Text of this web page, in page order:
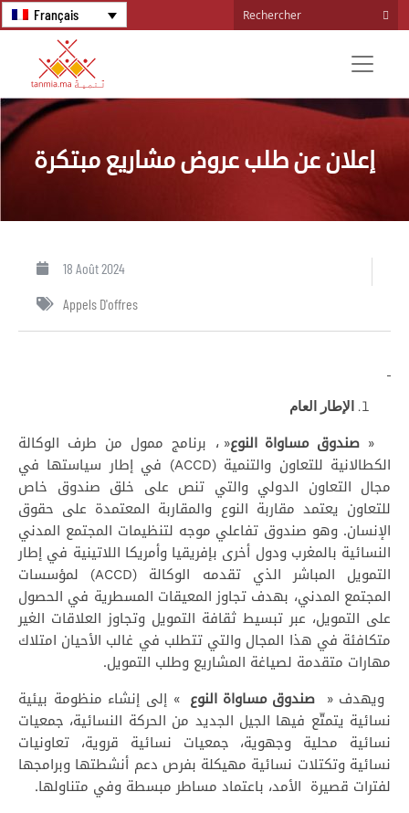
Français
إعلان عن طلب عروض مشاريع مبتكرة
18 Août 2024
Appels D'offres
الإطار العام
«صندوق مساواة النوع« ، برنامج ممول من طرف الوكالة
الكطالانية للتعاون والتنمية (ACCD) في إطار سياستها في
مجال التعاون الدولي والتي تنص على خلق صندوق خاص
للتعاون يعتمد مقاربة النوع والمقاربة المعتمدة على حقوق
الإنسان. وهو صندوق تفاعلي موجه لتنظيمات المجتمع المدني
النسائية بالمغرب ودول أخرى بإفريقيا وأمريكا اللاتينية في إطار
التمويل المباشر الذي تقدمه الوكالة (ACCD) لمؤسسات
المجتمع المدني، بهدف تجاوز المعيقات المسطرية في الحصول
على التمويل، عبر تبسيط ثقافة التمويل وتجاوز العلاقات الغير
متكافئة في هذا المجال والتي تتطلب في غالب الأحيان امتلاك
مهارات متقدمة لصياغة المشاريع وطلب التمويل.
ويهدف « صندوق مساواة النوع » إلى إنشاء منظومة بيئية
نسائية يتمتّع فيها الجيل الجديد من الحركة النسائية، جمعيات
نسائية محلية وجهوية، جمعيات نسائية قروية، تعاونيات
نسائية وتكتلات نسائية مهيكلة بفرص دعم أنشطتها وبرامجها
لفترات قصيرة الأمد، باعتماد مساطر مبسطة وفي متناولها.